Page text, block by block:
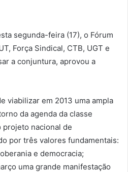
segunda-feira (17), o Fórum
Força Sindical, CTB, UGT e
a conjuntura, aprovou a
viabilizar em 2013 uma ampla
da agenda da classe
projeto nacional de
por três valores fundamentais:
e democracia;
uma grande manifestação